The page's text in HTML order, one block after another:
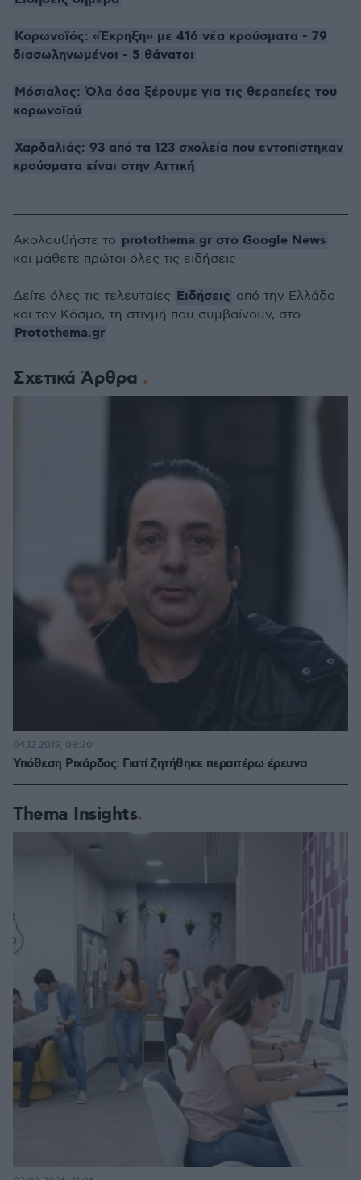
Κορωνοϊός: «Έκρηξη» με 416 νέα κρούσματα - 79
διασωληνωμένοι - 5 θάνατοι
Μόσιαλος: Όλα όσα ξέρουμε για τις θεραπείες του
κορωνοϊού
Χαρδαλιάς: 93 από τα 123 σχολεία που εντοπίστηκαν
κρούσματα είναι στην Αττική
Σχετικά Άρθρα
Υπόθεση Ριχάρδος: Γιατί ζητήθηκε περαιτέρω έρευνα
04.12.2019, 08:30
Thema Insights
Ακολουθήστε το protothema.gr στο Google News
και μάθετε πρώτοι όλες τις ειδήσεις
Δείτε όλες τις τελευταίες Ειδήσεις από την Ελλάδα
και τον Κόσμο, τη στιγμή που συμβαίνουν, στο
Protothema.gr